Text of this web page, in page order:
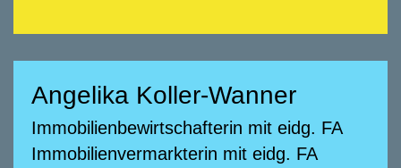
Angelika Koller-Wanner
Immobilienbewirtschafterin mit eidg. FA
Immobilienvermarkterin mit eidg. FA
Angelika Koller-Wanner
Immobilienbewirtschafterin mit eidg. FA
Immobilienvermarkterin mit eidg. FA